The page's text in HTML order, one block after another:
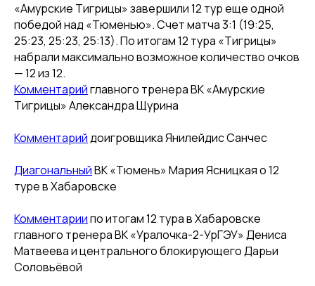
«Амурские Тигрицы» завершили 12 тур еще одной
победой над «Тюменью». Счет матча 3:1 (19:25,
25:23, 25:23, 25:13). По итогам 12 тура «Тигрицы»
набрали максимально возможное количество очков
— 12 из 12.
Комментарийглавного тренера ВК «Амурские
Тигрицы» Александра Щурина
Комментарийдоигровщика Янилейдис Санчес
ДиагональныйВК «Тюмень» Мария Ясницкая о 12
туре в Хабаровске
Комментариипо итогам 12 тура в Хабаровске
главного тренера ВК «Уралочка-2-УрГЭУ» Дениса
Матвеева и центрального блокирующего Дарьи
Соловьёвой